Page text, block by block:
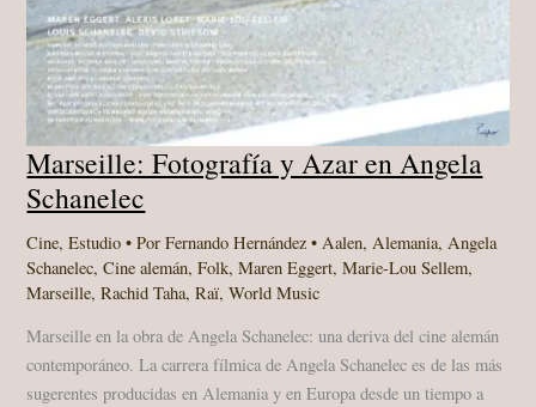
Marseille: Fotografía y Azar en Angela
Schanelec
Cine,Estudio • PorFernando Hernández• Aalen, Alemania, Angela
Schanelec,Cine alemán,Folk,Maren Eggert,Marie-Lou Sellem,
Marseille,Rachid Taha,Raï,World Music
Marseille en la obra de Angela Schanelec: una deriva del cine alemán
contemporáneo. La carrera fílmica de Angela Schanelec es de las más
sugerentes producidas en Alemania y en Europa desde un tiempo a